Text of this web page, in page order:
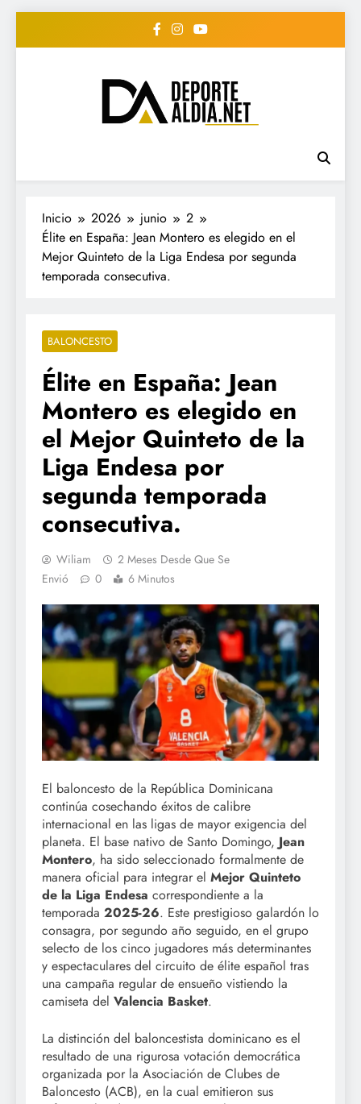
• DEPORTE AL DIA •
"Periodico Deportivo
Digital"
#deportealdiard #deportealdiaperiodico
Inicio 2026 junio
2
Élite en España: Jean Montero es elegido en el
Mejor Quinteto de la Liga Endesa por segunda
temporada consecutiva.
BALONCESTO
Élite en España: Jean
Montero es elegido en
el Mejor Quinteto de la
Liga Endesa por
segunda temporada
consecutiva.
Wiliam
2 Meses Desde Que Se
Envió
0 6 Minutos
El baloncesto de la República Dominicana
continúa cosechando éxitos de calibre
internacional en las ligas de mayor exigencia del
planeta. El base nativo de Santo Domingo, Jean
Montero, ha sido seleccionado formalmente de
manera oficial para integrar el Mejor Quinteto
de la Liga Endesa correspondiente a la
temporada 2025-26. Este prestigioso galardón lo
consagra, por segundo año seguido, en el grupo
selecto de los cinco jugadores más determinantes
y espectaculares del circuito de élite español tras
una campaña regular de ensueño vistiendo la
camiseta del Valencia Basket.
La distinción del baloncestista dominicano es el
resultado de una rigurosa votación democrática
organizada por la Asociación de Clubes de
Baloncesto (ACB), en la cual emitieron sus